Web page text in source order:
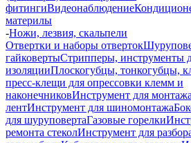
фитингиВидеонаблюдение
материлы
-Ножи, лезвия, скальпели
Отвертки и наборы отверток
гайковертыСтрипперы, инструменты
изоляцииПлоскогубцы, тонкогубцы,
пресс-клещи для опрессовки клемм и
наконечниковИнструмент для
лентИнструмент для шиномонтажа
для шуруповертаГазовые горелки
ремонта стеколИнструмент для